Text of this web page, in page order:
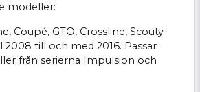
modeller:
Coupé, GTO, Crossline, Scouty
2008 till och med 2016. Passar
från serierna Impulsion och